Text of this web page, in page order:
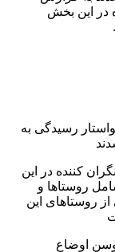
در این بخش
رسیدگی به
کننده در این
روستاها و
روستاهای این
اوضاع